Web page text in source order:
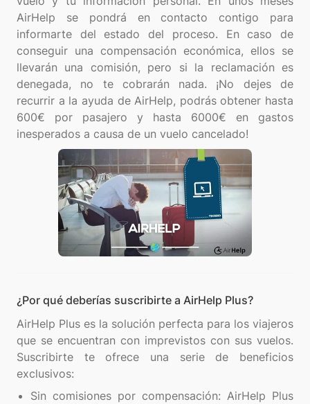
AirHelp se pondrá en contacto contigo para
informarte del estado del proceso. En caso de
conseguir una compensación económica, ellos se
llevarán una comisión, pero si la reclamación es
denegada, no te cobrarán nada. ¡No dejes de
recurrir a la ayuda de AirHelp, podrás obtener hasta
600€ por pasajero y hasta 6000€ en gastos
¿Por qué deberías suscribirte a AirHelp Plus?
AirHelp Plus es la solución perfecta para los viajeros
que se encuentran con imprevistos con sus vuelos.
Suscribirte te ofrece una serie de beneficios
Sin comisiones por compensación: AirHelp Plus